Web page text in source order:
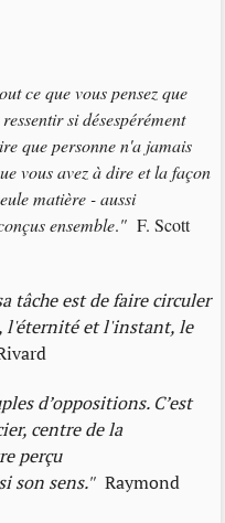
ce que vous pensez que
si désespérément
que personne n'a jamais
vous avez à dire et la façon
matière - aussi
ensemble." F. Scott
tâche est de faire circuler
l'éternité et l'instant, le
d’oppositions. C’est
centre de la
perçu
son sens." Raymond